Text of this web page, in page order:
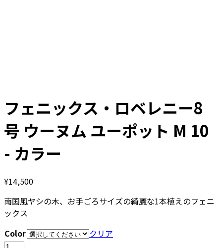
フェニックス・ロベレニー8
号 ウーヌム ユーポット M 10
- カラー
¥14,500
南国風ヤシの木、お手ごろサイズの綺麗な1本植えのフェニ
ックス
Color
クリア
フ